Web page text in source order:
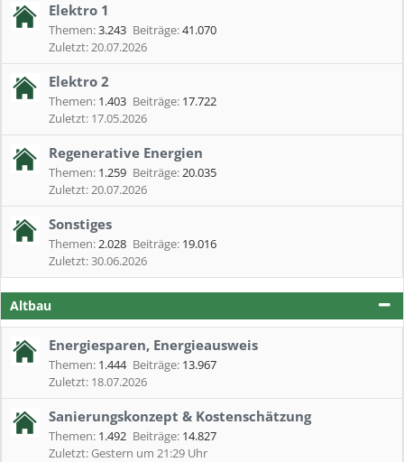
Elektro 1
Themen:3.243 Beiträge:41.070
20.07.2026
Elektro 2
Themen: 1.403 Beiträge: 17.722
17.05.2026
Regenerative Energien
Themen: 1.259 Beiträge:20.035
20.07.2026
Sonstiges
Themen:2.028 Beiträge: 19.016
30.06.2026
Altbau
Energiesparen, Energieausweis
Themen: 1.444 Beiträge: 13.967
18.07.2026
Sanierungskonzept & Kostenschätzung
Themen: 1.492 Beiträge: 14.827
Gestern um 21:29 Uhr